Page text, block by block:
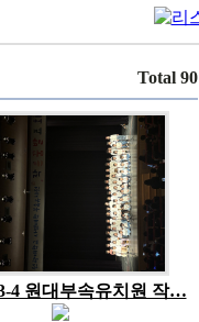
Total 90
4 원대부속유치원 작…